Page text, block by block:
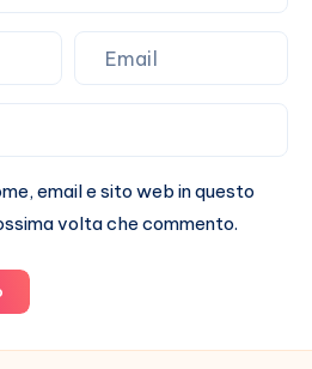
email e sito web in questo
volta che commento.